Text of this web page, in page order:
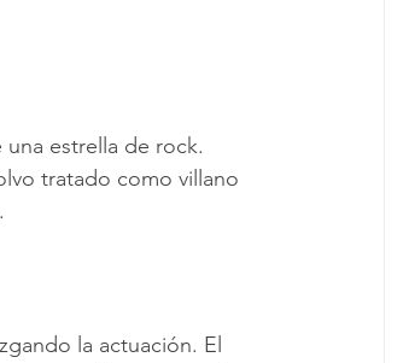
estrella de rock.
tratado como villano
la actuación. El